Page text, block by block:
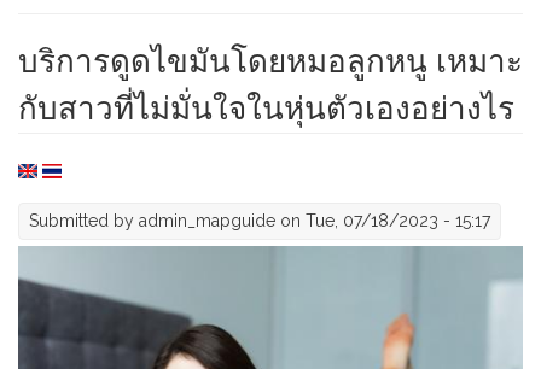
บริการดูดไขมันโดยหมอลูกหนู เหมาะ
กับสาวที่ไม่มั่นใจในหุ่นตัวเองอย่างไร
Submitted by admin_mapguide on Tue, 07/18/2023 - 15:17